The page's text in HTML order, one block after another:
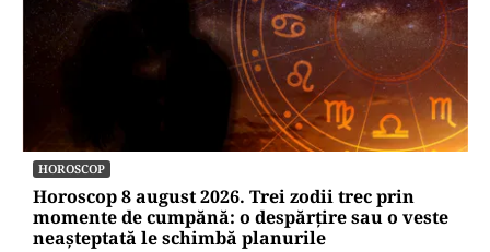
HOROSCOP
Horoscop 8 august 2026. Trei zodii trec prin
momente de cumpănă: o despărțire sau o veste
neașteptată le schimbă planurile